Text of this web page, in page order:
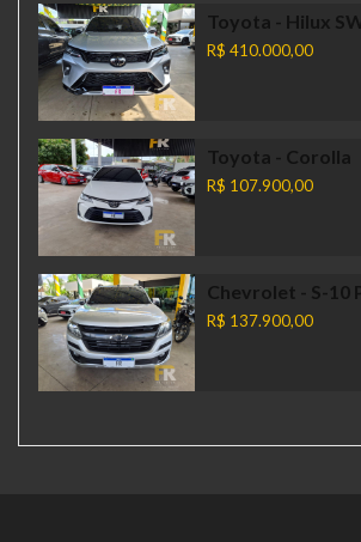
Toyota - Hilux
R$ 410.000,00
Toyota - Corolla
R$ 107.900,00
Chevrolet - S-10
R$ 137.900,00